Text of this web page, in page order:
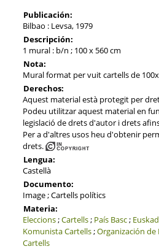
Publicación:
Bilbao : Levsa, 1979
Descripción:
1 mural : b/n ; 100 x 560 cm
Nota:
Mural format per vuit cartells de
Derechos:
Aquest material està protegit per
Podeu utilitzar aquest material en
legislació de drets d'autor i drets
Per a d'altres usos heu d'obtenir
drets.
Lengua:
Castellà
Documento:
Image ; Cartells polítics
Materia:
Eleccions;Cartells; País Basc;
KomunistaCartells;Organización
Cartells